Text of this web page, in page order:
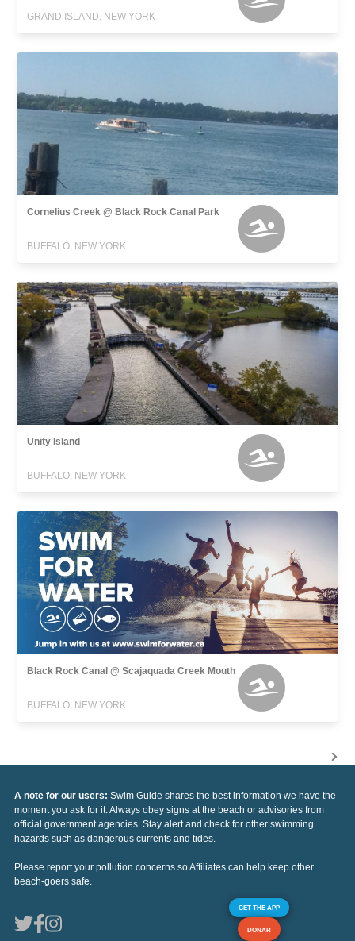
GRAND ISLAND, NEW YORK
Cornelius Creek @ Black Rock Canal Park
BUFFALO, NEW YORK
Unity Island
BUFFALO, NEW YORK
Black Rock Canal @ Scajaquada Creek Mouth
BUFFALO, NEW YORK
A note for our users: Swim Guide shares the best information we have the
moment you ask for it. Always obey signs at the beach or advisories from
official government agencies. Stay alert and check for other swimming
hazards such as dangerous currents and tides.
Please report your pollution concerns so Affiliates can help keep other
beach-goers safe.
GET THE APP
DONAR